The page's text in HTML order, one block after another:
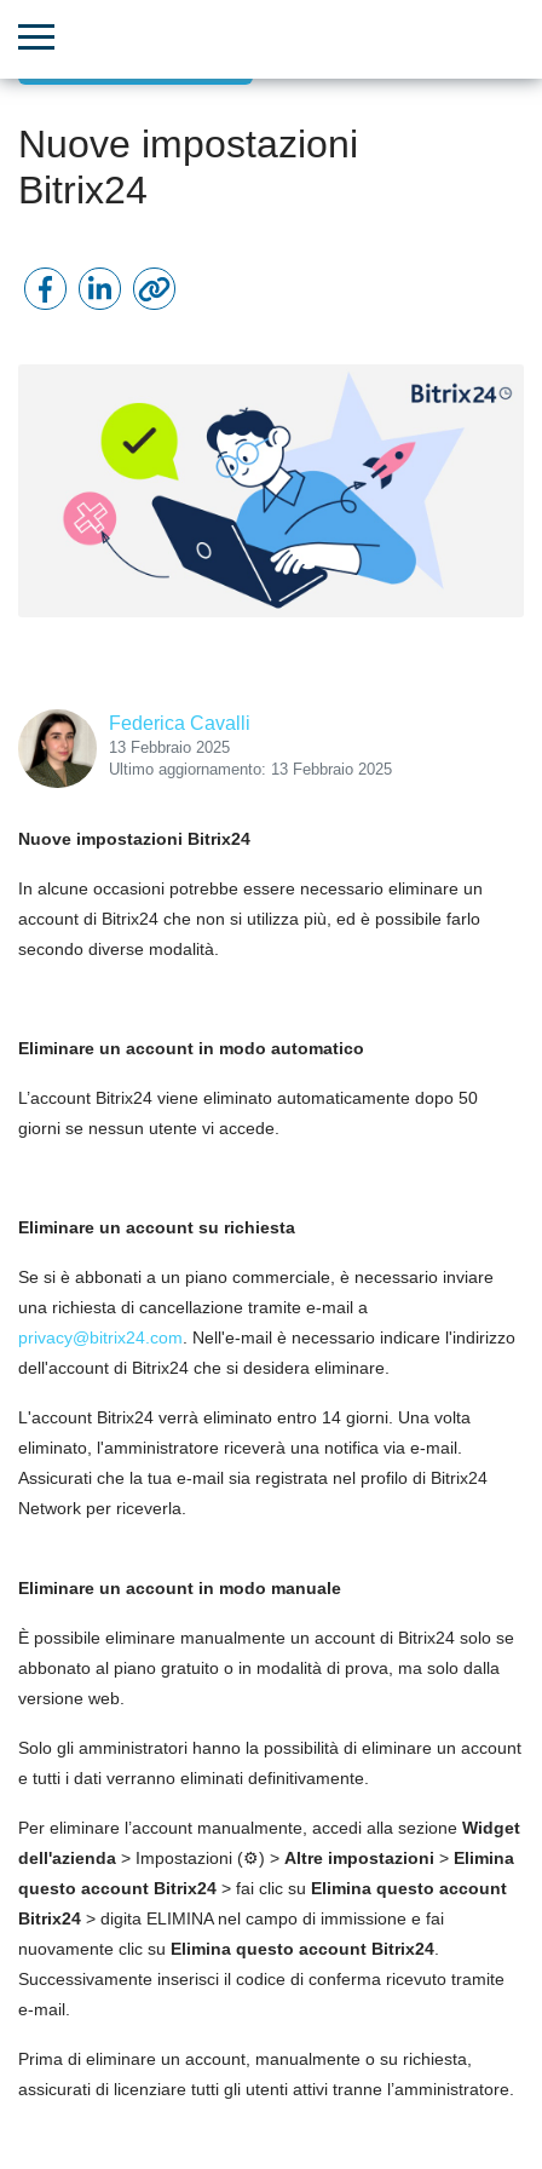
Nuove impostazioni
Bitrix24
Federica Cavalli
13 Febbraio 2025
Ultimo aggiornamento: 13 Febbraio 2025
Nuove impostazioni Bitrix24
In alcune occasioni potrebbe essere necessario eliminare un
account di Bitrix24 che non si utilizza più, ed è possibile farlo
secondo diverse modalità.
Eliminare un account in modo automatico
L’account Bitrix24 viene eliminato automaticamente dopo 50
giorni se nessun utente vi accede.
Eliminare un account su richiesta
Se si è abbonati a un piano commerciale, è necessario inviare
una richiesta di cancellazione tramite e-mail a
privacy@bitrix24.com . Nell'e-mail è necessario indicare l'indirizzo
dell'account di Bitrix24 che si desidera eliminare.
L'account Bitrix24 verrà eliminato entro 14 giorni. Una volta
eliminato, l'amministratore riceverà una notifica via e-mail.
Assicurati che la tua e-mail sia registrata nel profilo di Bitrix24
Network per riceverla.
Eliminare un account in modo manuale
È possibile eliminare manualmente un account di Bitrix24 solo se
abbonato al piano gratuito o in modalità di prova, ma solo dalla
versione web.
Solo gli amministratori hanno la possibilità di eliminare un account
e tutti i dati verranno eliminati definitivamente.
Per eliminare l’account manualmente, accedi alla sezione Widget
dell'azienda > Impostazioni (⚙️) > Altre impostazioni > Elimina
questo account Bitrix24 > fai clic su Elimina questo account
Bitrix24 > digita ELIMINA nel campo di immissione e fai
nuovamente clic su Elimina questo account Bitrix24
Successivamente inserisci il codice di conferma ricevuto tramite
e-mail.
Prima di eliminare un account, manualmente o su richiesta,
assicurati di licenziare tutti gli utenti attivi tranne l’amministratore.